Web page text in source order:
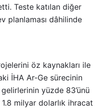
Teste katılan diğer
planlaması dâhilinde
öz kaynakları ile
İHA Ar-Ge sürecinin
yüzde 83’ünü
milyar dolarlık ihracat